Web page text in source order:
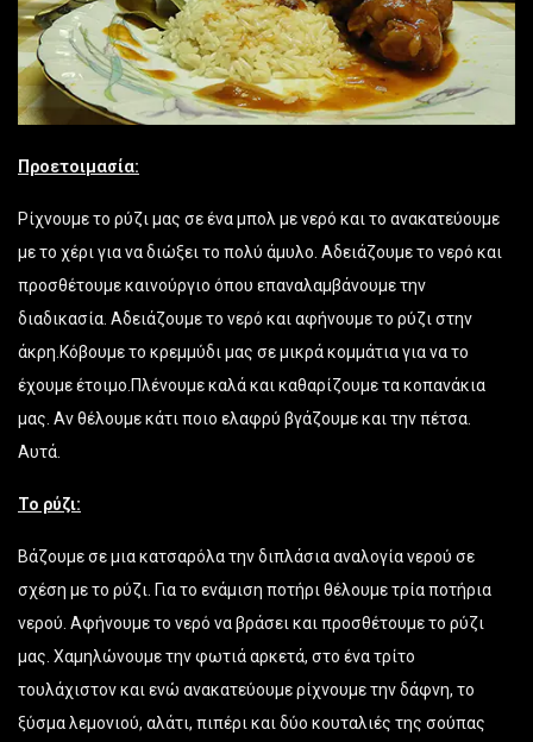
Προετοιμασία:
Ρίχνουμε το ρύζι μας σε ένα μπολ με νερό και το ανακατεύουμε
με το χέρι για να διώξει το πολύ άμυλο. Αδειάζουμε το νερό και
προσθέτουμε καινούργιο όπου επαναλαμβάνουμε την
διαδικασία. Αδειάζουμε το νερό και αφήνουμε το ρύζι στην
άκρη.Κόβουμε το κρεμμύδι μας σε μικρά κομμάτια για να το
έχουμε έτοιμο.Πλένουμε καλά και καθαρίζουμε τα κοπανάκια
μας. Αν θέλουμε κάτι ποιο ελαφρύ βγάζουμε και την πέτσα.
Αυτά.
Το ρύζι:
Βάζουμε σε μια κατσαρόλα την διπλάσια αναλογία νερού σε
σχέση με το ρύζι. Για το ενάμιση ποτήρι θέλουμε τρία ποτήρια
νερού. Αφήνουμε το νερό να βράσει και προσθέτουμε το ρύζι
μας. Χαμηλώνουμε την φωτιά αρκετά, στο ένα τρίτο
τουλάχιστον και ενώ ανακατεύουμε ρίχνουμε την δάφνη, το
ξύσμα λεμονιού, αλάτι, πιπέρι και δύο κουταλιές της σούπας